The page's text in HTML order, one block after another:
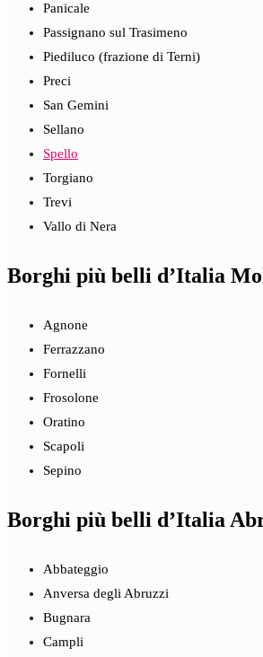
Panicale
Passignano sul Trasimeno
Piediluco (frazione di Terni)
Preci
San Gemini
Sellano
Spello
Torgiano
Trevi
Vallo di Nera
Borghi più belli d’Italia
Agnone
Ferrazzano
Fornelli
Frosolone
Oratino
Scapoli
Sepino
Borghi più belli d’Italia
Abbateggio
Anversa degli Abruzzi
Bugnara
Campli